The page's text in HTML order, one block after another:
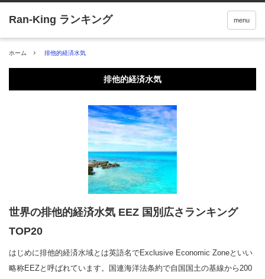
menu
ホーム 排他的経済水気
排他的経済水気
世界の排他的経済水気 EEZ 国別広さランキング
TOP20
はじめに排他的経済水域とは英語名でExclusive Economic Zoneといい
略称EEZと呼ばれています。国連海洋法条約で自国国土の基線から200